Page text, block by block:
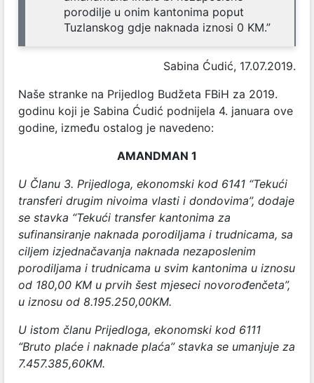
porodilje u onim kantonima poput
Tuzlanskog gdje naknada iznosi 0 KM.”
Sabina Ćudić, 17.07.2019.
Naše stranke na Prijedlog Budžeta FBiH za 2019.
godinu koji je Sabina Ćudić podnijela 4. januara ove
godine, između ostalog je navedeno:
AMANDMAN 1
U Članu 3. Prijedloga, ekonomski kod 6141 “Tekući
transferi drugim nivoima vlasti i dondovima”, dodaje
se stavka “Tekući transfer kantonima za
sufinansiranje naknada porodiljama i trudnicama, sa
ciljem izjednačavanja naknada nezaposlenim
porodiljama i trudnicama u svim kantonima u iznosu
od 180,00 KM u prvih šest mjeseci novorođenčeta”,
u iznosu od 8.195.250,00KM.
U istom članu Prijedloga, ekonomski kod 6111
“Bruto plaće i naknade plaća” stavka se umanjuje za
7.457.385,60KM.